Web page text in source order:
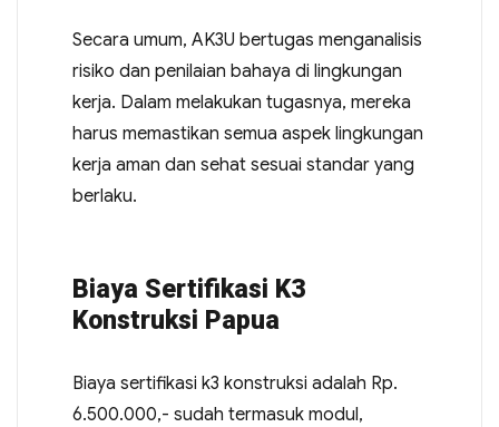
Secara umum, AK3U bertugas menganalisis
risiko dan penilaian bahaya di lingkungan
kerja. Dalam melakukan tugasnya, mereka
harus memastikan semua aspek lingkungan
kerja aman dan sehat sesuai standar yang
berlaku.
Biaya Sertifikasi K3
Konstruksi Papua
Biaya sertifikasi k3 konstruksi adalah Rp.
6.500.000,- sudah termasuk modul,